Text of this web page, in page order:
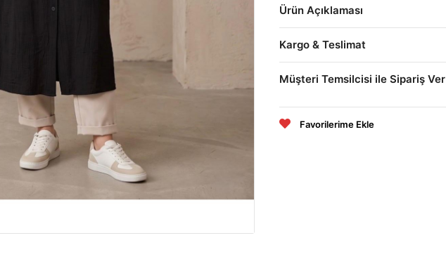
Ürün Açıklaması
Kargo & Teslimat
Müşteri Temsilcisi ile Sipariş Ver
Favorilerime Ekle